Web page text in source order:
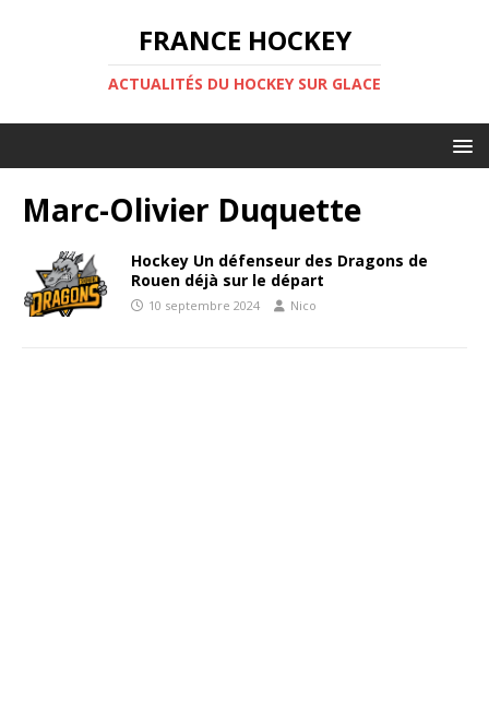
FRANCE HOCKEY
ACTUALITÉS DU HOCKEY SUR GLACE
Marc-Olivier Duquette
Hockey Un défenseur des Dragons de
Rouen déjà sur le départ
10 septembre 2024 Nico